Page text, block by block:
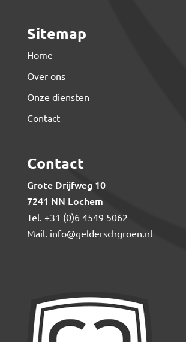
Sitemap
Home
Over ons
Onze diensten
Contact
Contact
Grote Drijfweg 10
7241 NN Lochem
Tel. +31 (0)6 4549 5062
Mail. info@gelderschgroen.nl